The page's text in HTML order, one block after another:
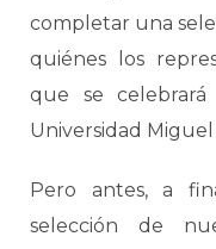
completar una
quiénes los
que se
Universidad
Pero antes, a
selección de